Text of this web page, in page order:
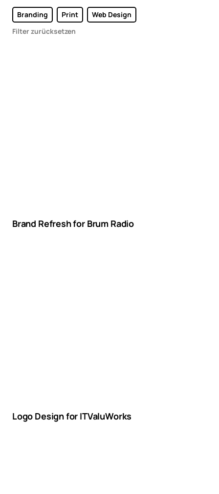
Branding Print
Web Design
Filter zurücksetzen
Brand Refresh for Brum Radio
Logo Design for ITValuWorks